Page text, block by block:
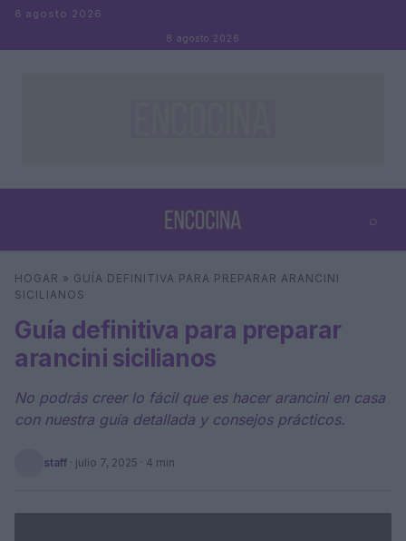
Saltar al contenido
8 agosto 2026
8 agosto 2026
⌕
Buscar
HOGAR » GUÍA DEFINITIVA PARA PREPARAR ARANCINI
SICILIANOS
Guía definitiva para preparar
arancini sicilianos
No podrás creer lo fácil que es hacer arancini en casa
con nuestra guía detallada y consejos prácticos.
staff · julio 7, 2025 · 4 min